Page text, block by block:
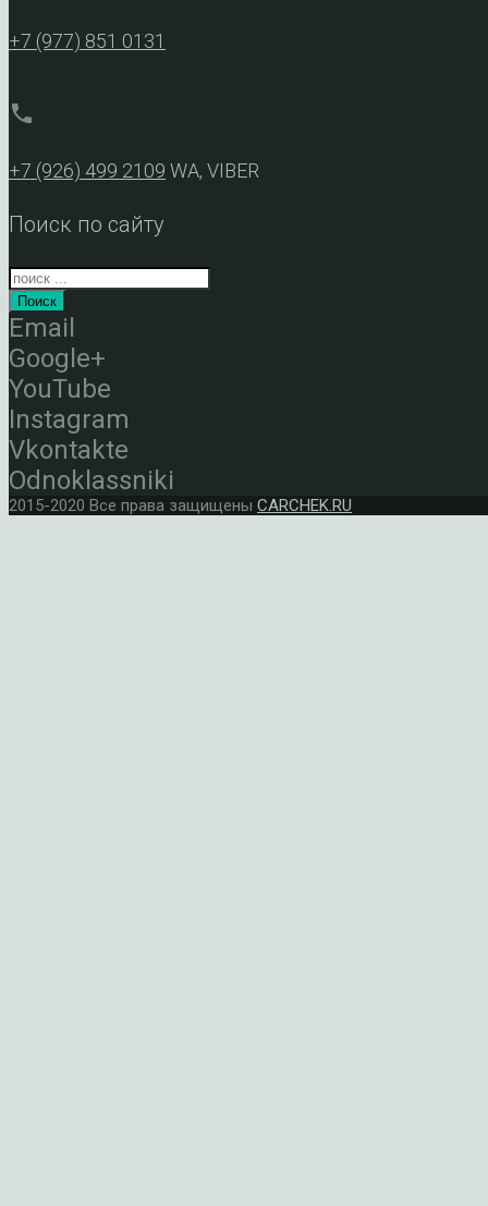
+7 (977) 851 0131
phone
+7 (926) 499 2109 WA, VIBER
Поиск по сайту
Поиск
Email
Google+
YouTube
Instagram
Vkontakte
Odnoklassniki
2015-2020 Все права защищены CARCHEK.RU